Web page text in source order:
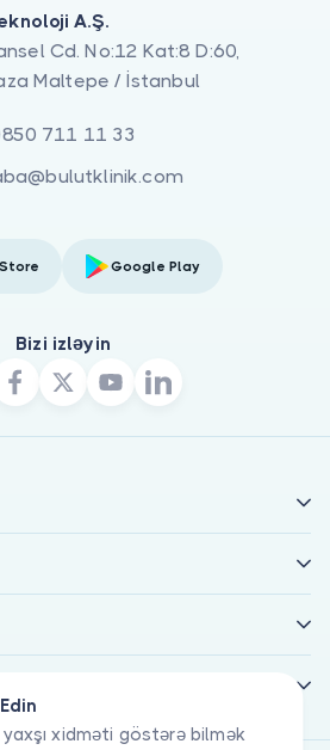
yaxşı xidməti göstərə bilmək
A.Ş.
Cd. No:12 Kat:8 D:60,
Maltepe / İstanbul
711 11 33
Google Play
Bizi izləyin